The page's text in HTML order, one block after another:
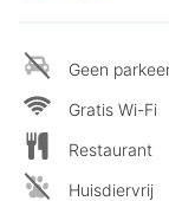
Geen
Gratis Wi-Fi
Restaurant
Huisdiervrij